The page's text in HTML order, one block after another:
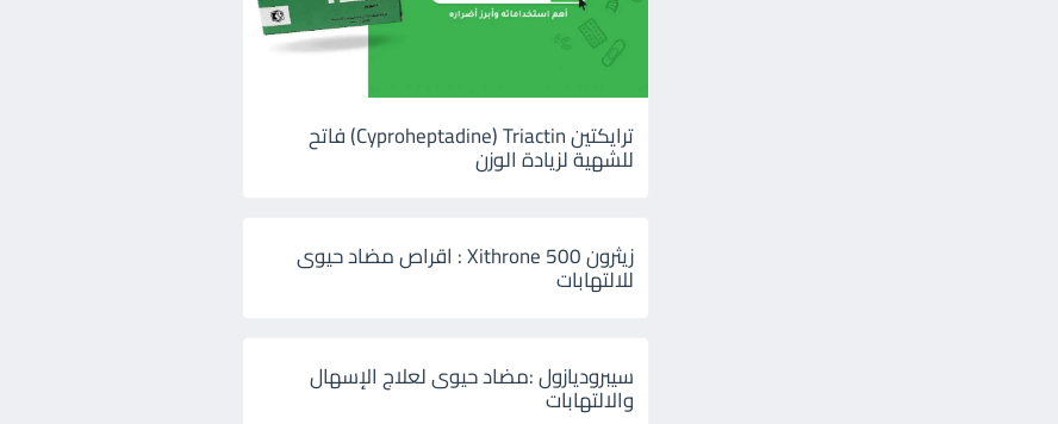
ترايكتين Cyproheptadine) Triactin) فاتح
للشهية لزيادة الوزن
زيثرون 500 Xithrone : اقراص مضاد حيوى
للالتهابات
سيبروديازول :مضاد حيوى لعلاج الإسهال
والالتهابات